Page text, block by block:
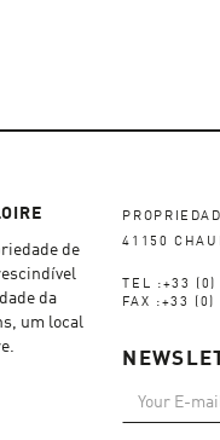
de
da
um local
41150
TEL :+33
FAX :+33